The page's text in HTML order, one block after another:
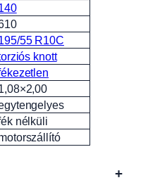
55 R10C
knott
nélküli
+